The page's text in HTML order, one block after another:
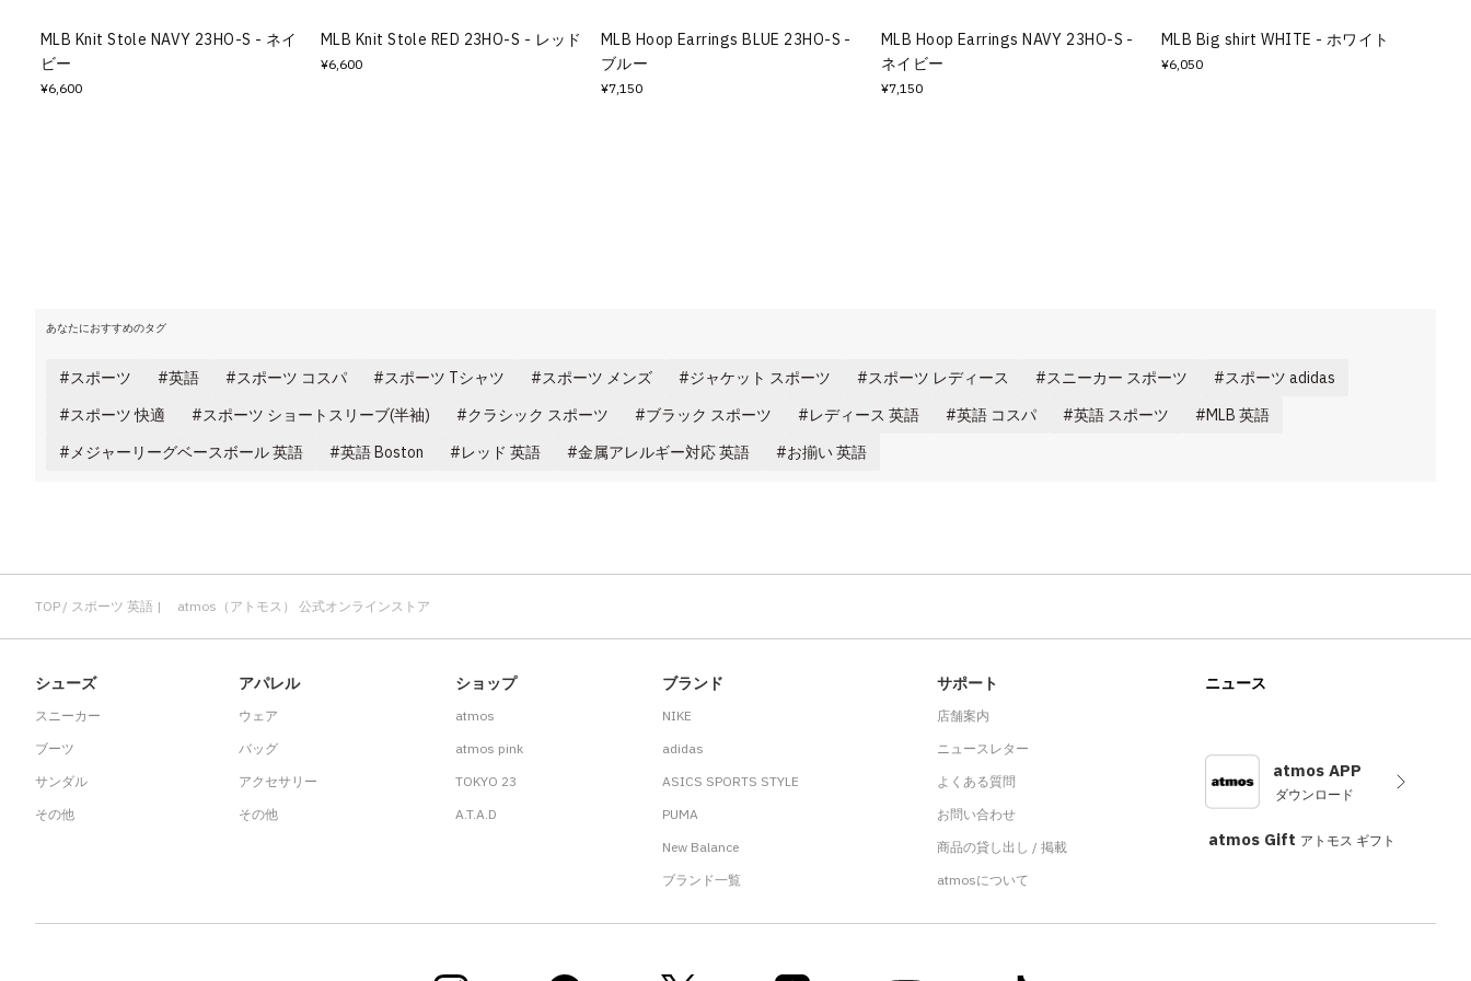
すべてのウェア
MLB Knit Stole NAVY 23HO-S - ネイ
ビー
¥6,600
MLB Knit Stole RED 23HO-S - レッド
¥6,600
MLB Hoop Earrings BLUE 23HO-S -
ブルー
¥7,150
MLB Hoop Earrings NAVY 23HO-S -
ネイビー
¥7,150
MLB Big shirt WHITE - ホワイト
¥6,050
あなたにおすすめのタグ
スポーツ 英語 スポーツ コスパ スポーツ Tシャツ スポーツ メンズ ジャケット スポーツ スポーツ レディース スニーカー スポーツ
スポーツ adidas
スポーツ 快適
スポーツ ショートスリーブ(半袖) クラシック スポーツ ブラック スポーツ レディース 英語 英語 コスパ 英語 スポーツ
MLB 英語
メジャーリーグベースボール 英語
英語 Boston レッド 英語 金属アレルギー対応 英語 お揃い 英語
TOP スポーツ 英語 | atmos（アトモス） 公式オンラインストア
シューズ
スニーカー
ブーツ
サンダル
その他
アパレル
ウェア
バッグ
アクセサリー
その他
ショップ
atmos
atmos pink
TOKYO 23
A.T.A.D
ブランド
NIKE
adidas
ASICS SPORTS STYLE
PUMA
New Balance
ブランド一覧
サポート
店舗案内
ニュースレター
よくある質問
お問い合わせ
商品の貸し出し / 掲載
atmosについて
ニュース
atmos APP
ダウンロード
atmos Gift アトモス ギフト